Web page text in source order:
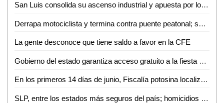
San Luis consolida su ascenso industrial y apuesta por los mercados del futuro
Derrapa motociclista y termina contra puente peatonal; sufre herida en la cabeza
La gente desconoce que tiene saldo a favor en la CFE
Gobierno del estado garantiza acceso gratuito a la fiesta mundialista para las familias potosinas: Sefin
En los primeros 14 días de junio, Fiscalía potosina localizó a 35 personas en distintos municipios de la entidad
SLP, entre los estados más seguros del país; homicidios caen 81% en 2026